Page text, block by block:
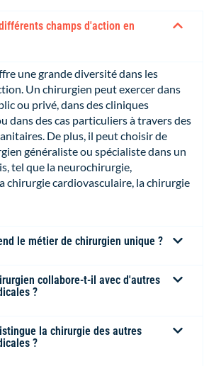
champs d'action en
une grande diversité dans les
Un chirurgien peut exercer dans
ou privé, dans des cliniques
dans des cas particuliers à travers des
De plus, il peut choisir de
généraliste ou spécialiste dans un
tel que la neurochirurgie,
chirurgie cardiovasculaire, la chirurgie
le métier de chirurgien unique ?
collabore-t-il avec d'autres
?
la chirurgie des autres
?